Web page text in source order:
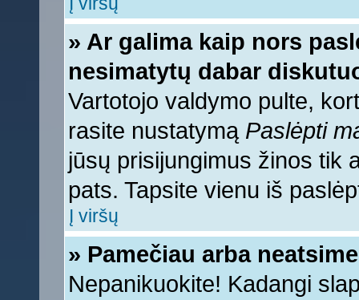
» Ar galima kaip nors
nesimatytų dabar
Vartotojo valdymo pulte,
rasite nustatymą Paslėpti
jūsų prisijungimus žinos tik
pats. Tapsite vienu iš
Į viršų
» Pamečiau arba
Nepanikuokite! Kadangi